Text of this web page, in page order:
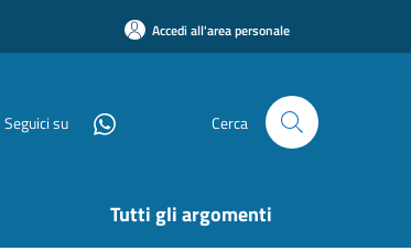
Accedi all'area personale
Seguici su Cerca
Tutti gli argomenti